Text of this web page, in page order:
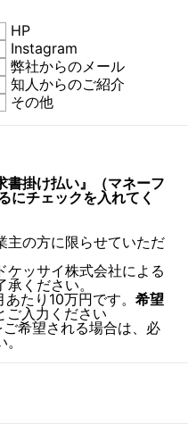
HP
Instagram
弊社からのメール
知人からのご紹介
その他
書掛け払い』（マネーフ
にチェックを入れてく
主の方に限らせていただ
ケッサイ株式会社による
ください。
あたり10万円です。希望
ご入力ください
希望される場合は、必